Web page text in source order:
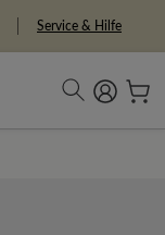
Service & Hilfe